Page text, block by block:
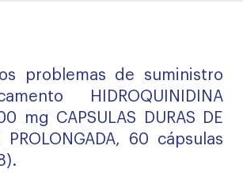
problemas de suministro
HIDROQUINIDINA
mg CAPSULAS DURAS DE
PROLONGADA, 60 cápsulas